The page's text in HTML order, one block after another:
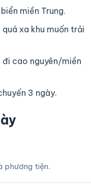
miền Trung.
xa khu muốn trải
đi cao nguyên/miền
3 ngày.
phương tiện.